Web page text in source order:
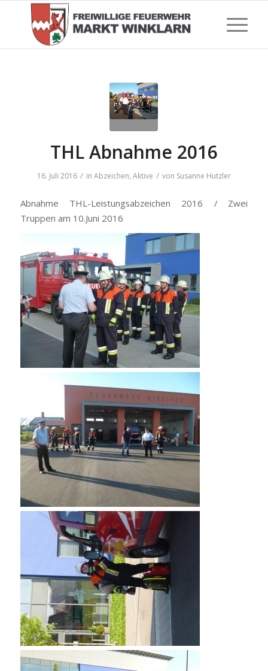
THL Abnahme 2016
16. Juli 2016 / in Abzeichen, Aktive / von Susanne Hutzler
Abnahme THL-Leistungsabzeichen 2016 / Zwei
Truppen am 10.Juni 2016